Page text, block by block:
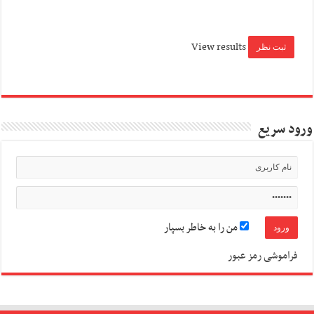
View results
ورود سریع
من را به خاطر بسپار
فراموشی رمز عبور